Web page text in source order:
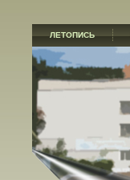
ЛЕТОПИСЬ